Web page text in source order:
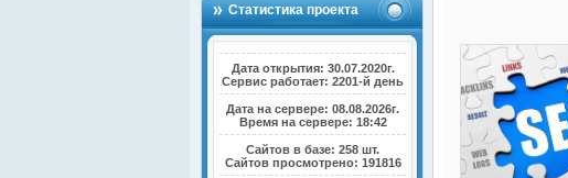
Статистика проекта
Дата открытия: 30.07.2020г.
Сервис работает: 2201-й день
Дата на сервере: 08.08.2026г.
Время на сервере: 18:42
Сайтов в базе: 258 шт.
Сайтов просмотрено: 191816